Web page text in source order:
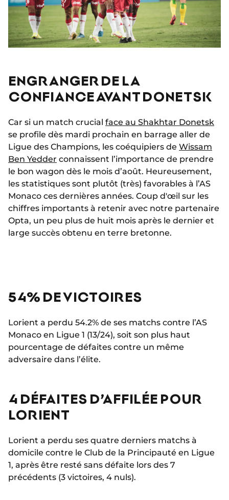
ENGRANGER DE LA
CONFIANCE AVANT DONETSK
Car si un match crucial face au Shakhtar Donetsk
se profile dès mardi prochain en barrage aller de
Ligue des Champions, les coéquipiers de Wissam
Ben Yedder connaissent l’importance de prendre
le bon wagon dès le mois d’août. Heureusement,
les statistiques sont plutôt (très) favorables à l’AS
Monaco ces dernières années. Coup d'œil sur les
chiffres importants à retenir avec notre partenaire
Opta, un peu plus de huit mois après le dernier et
large succès obtenu en terre bretonne.
54% DE VICTOIRES
Lorient a perdu 54.2% de ses matchs contre l’AS
Monaco en Ligue 1 (13/24), soit son plus haut
pourcentage de défaites contre un même
adversaire dans l’élite.
4 DÉFAITES D’AFFILÉE POUR
LORIENT
Lorient a perdu ses quatre derniers matchs à
domicile contre le Club de la Principauté en Ligue
1, après être resté sans défaite lors des 7
précédents (3 victoires, 4 nuls).